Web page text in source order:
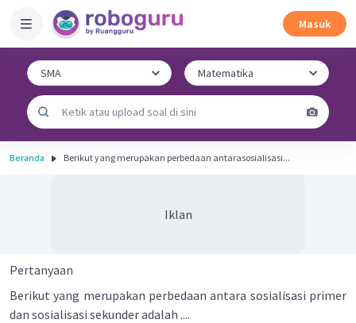
Masuk
Beranda Berikut yang merupakan perbedaan antarasosialisasi...
Iklan
Pertanyaan
Berikut yang merupakan perbedaan antara sosialisasi primer
dan sosialisasi sekunder adalah ....